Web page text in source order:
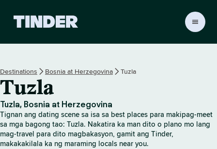
r
m
e
Destinations Bosnia at Herzegovina Tuzla
Tuzla
Tuzla, Bosnia at Herzegovina
Tignan ang dating scene sa isa sa best places para makipag-meet
sa mga bagong tao: Tuzla. Nakatira ka man dito o plano mo lang
mag-travel para dito magbakasyon, gamit ang Tinder,
makakakilala ka ng maraming locals near you.